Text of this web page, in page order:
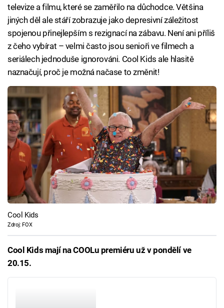
televize a filmu, které se zaměřilo na důchodce. Většina
jiných děl ale stáří zobrazuje jako depresivní záležitost
spojenou přinejlepším s rezignací na zábavu. Není ani příliš
z čeho vybírat – velmi často jsou senioři ve filmech a
seriálech jednoduše ignorováni. Cool Kids ale hlasitě
naznačují, proč je možná načase to změnit!
Cool Kids
Zdroj: FOX
Cool Kids mají na COOLu premiéru už v pondělí ve
20.15.